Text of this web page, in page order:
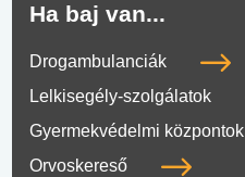
Ha baj van...
Drogambulanciák
Lelkisegély-szolgálatok
Gyermekvédelmi központok
Orvoskereső